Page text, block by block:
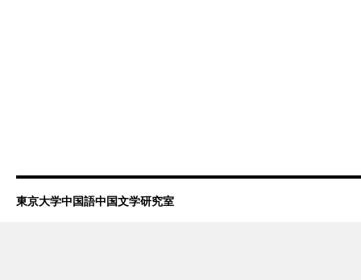
東京大学中国語中国文学研究室